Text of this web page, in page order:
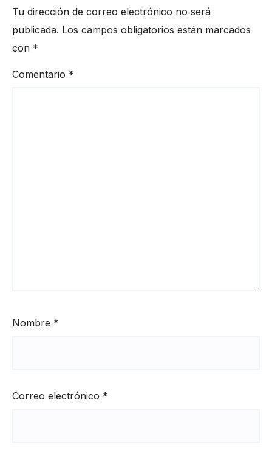
Tu dirección de correo electrónico no será
publicada. Los campos obligatorios están marcados
con *
Comentario *
Nombre *
Correo electrónico *